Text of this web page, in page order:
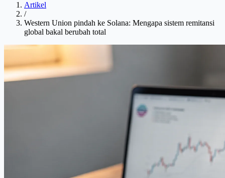
Artikel
/
Western Union pindah ke Solana: Mengapa sistem remitansi
global bakal berubah total